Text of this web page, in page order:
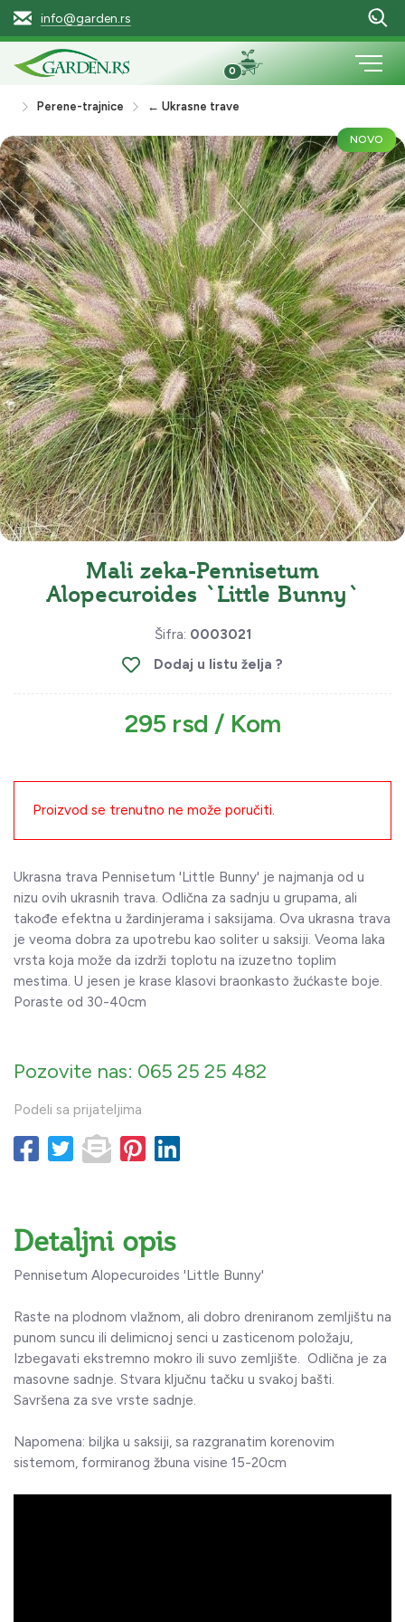
info@garden.rs
0
Perene-trajnice ← Ukrasne trave
NOVO
Mali zeka-Pennisetum
Alopecuroides `Little Bunny`
Šifra: 0003021
Dodaj u listu želja ?
295 rsd / Kom
Proizvod se trenutno ne može poručiti.
Ukrasna trava Pennisetum 'Little Bunny' je najmanja od u
nizu ovih ukrasnih trava. Odlična za sadnju u grupama, ali
takođe efektna u žardinjerama i saksijama. Ova ukrasna trava
je veoma dobra za upotrebu kao soliter u saksiji. Veoma laka
vrsta koja može da izdrži toplotu na izuzetno toplim
mestima. U jesen je krase klasovi braonkasto žućkaste boje.
Poraste od 30-40cm
Pozovite nas: 065 25 25 482
Podeli sa prijateljima
Detaljni opis
Pennisetum Alopecuroides 'Little Bunny'
Raste na plodnom vlažnom, ali dobro dreniranom zemljištu na
punom suncu ili delimicnoj senci u zasticenom položaju,
Izbegavati ekstremno mokro ili suvo zemljište. Odlična je za
masovne sadnje. Stvara ključnu tačku u svakoj bašti.
Savršena za sve vrste sadnje.
Napomena: biljka u saksiji, sa razgranatim korenovim
sistemom, formiranog žbuna visine 15-20cm